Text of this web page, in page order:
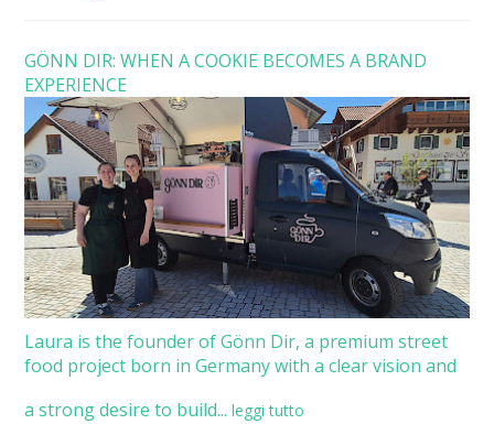
GÖNN DIR: WHEN A COOKIE BECOMES A BRAND
EXPERIENCE
Laura is the founder of Gönn Dir, a premium street
food project born in Germany with a clear vision and
a strong desire to build... leggi tutto